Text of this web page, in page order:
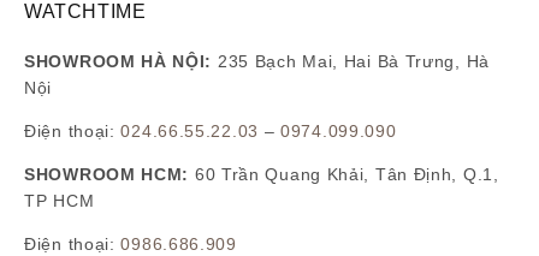
WATCHTIME
SHOWROOM HÀ NỘI: 235 Bạch Mai, Hai Bà Trưng, Hà
Nội
Điện thoại:024.66.55.22.03 –0974.099.090
SHOWROOM HCM: 60 Trần Quang Khải, Tân Định, Q.1,
TP HCM
Điện thoại:0986.686.909